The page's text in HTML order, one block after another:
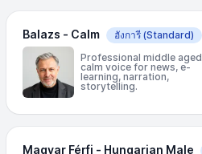
Balazs - Calm ฮังการี (Standard)
Professional middle aged
calm voice for news, e-
learning, narration,
storytelling.
Magyar Férfi - Hungarian Male